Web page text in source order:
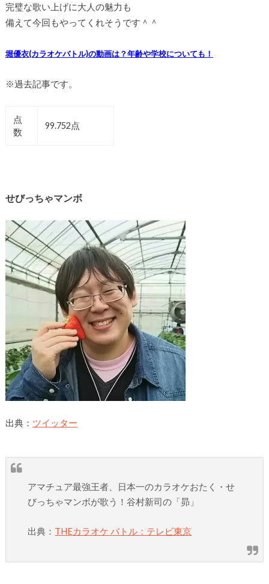
完璧な歌い上げに大人の魅力も
備えて今回もやってくれそうです＾＾
堀優衣(カラオケバトル)の動画は？年齢や学校についても！
※過去記事です。
点
数
99.752点
せびっちゃマンボ
出典： ツイッター
アマチュア最強王者、日本一のカラオケおたく・せ
びっちゃマンボが歌う！谷村新司の「昴」
出典： THEカラオケ バトル：テレビ東京